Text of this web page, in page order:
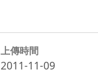
上傳時間
2011-11-09